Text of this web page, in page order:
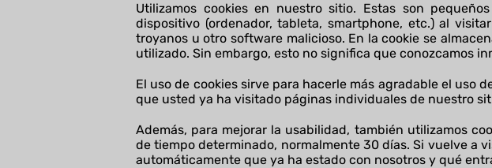
Utilizamos cookies en nuestro sitio. Estas son
dispositivo (ordenador, tableta, smartphone, etc.) al
troyanos u otro software malicioso. En la cookie se
utilizado. Sin embargo, esto no significa que conozcamos
El uso de cookies sirve para hacerle más agradable el uso
que usted ya ha visitado páginas individuales de nuestro
Además, para mejorar la usabilidad, también utilizamos
de tiempo determinado, normalmente 30 días. Si vuelve a
automáticamente que ya ha estado con nosotros y qué